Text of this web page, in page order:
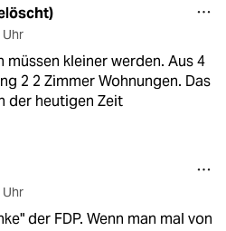
Uhr
müssen kleiner werden. Aus 4
2 2 Zimmer Wohnungen. Das
der heutigen Zeit
Uhr
der FDP. Wenn man mal von